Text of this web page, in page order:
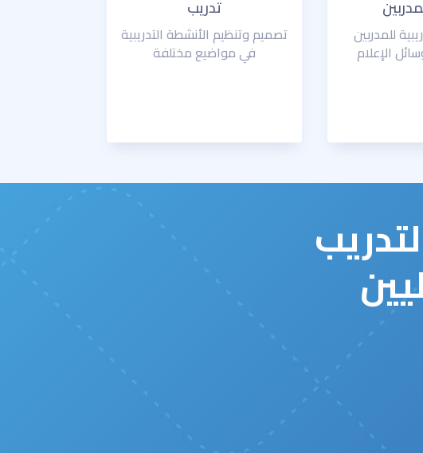
تدريب
تصميم وتنظيم الأنشطة التدريبية
في مواضيع مختلفة
للمدربين
الإعلام